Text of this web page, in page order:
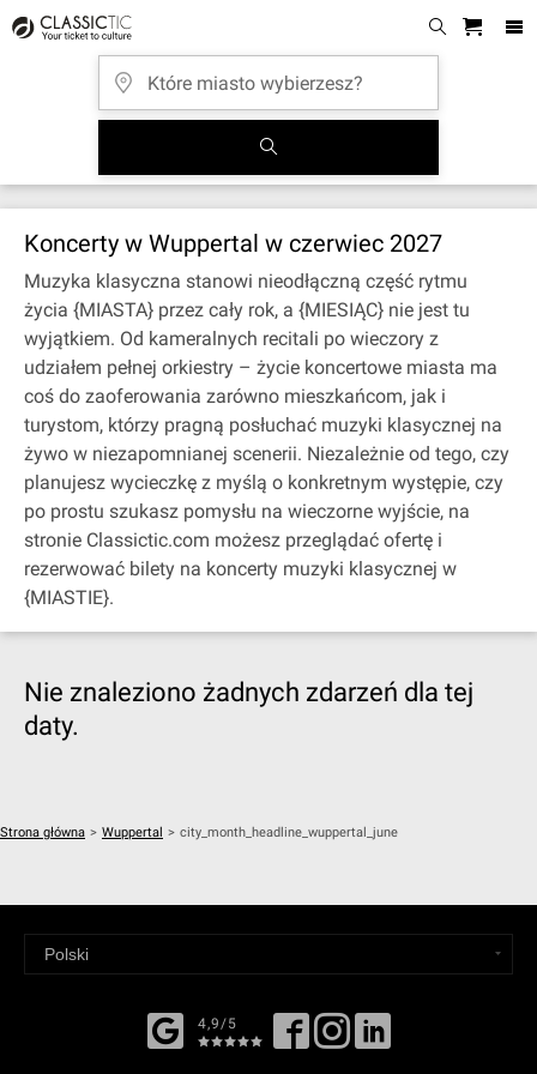
Koncerty w Wuppertal w czerwiec 2027
Muzyka klasyczna stanowi nieodłączną część rytmu
życia {MIASTA} przez cały rok, a {MIESIĄC} nie jest tu
wyjątkiem. Od kameralnych recitali po wieczory z
udziałem pełnej orkiestry – życie koncertowe miasta ma
coś do zaoferowania zarówno mieszkańcom, jak i
turystom, którzy pragną posłuchać muzyki klasycznej na
żywo w niezapomnianej scenerii. Niezależnie od tego, czy
planujesz wycieczkę z myślą o konkretnym występie, czy
po prostu szukasz pomysłu na wieczorne wyjście, na
stronie Classictic.com możesz przeglądać ofertę i
rezerwować bilety na koncerty muzyki klasycznej w
{MIASTIE}.
Nie znaleziono żadnych zdarzeń dla tej
daty.
Strona główna > Wuppertal > city_month_headline_wuppertal_june
4,9/5